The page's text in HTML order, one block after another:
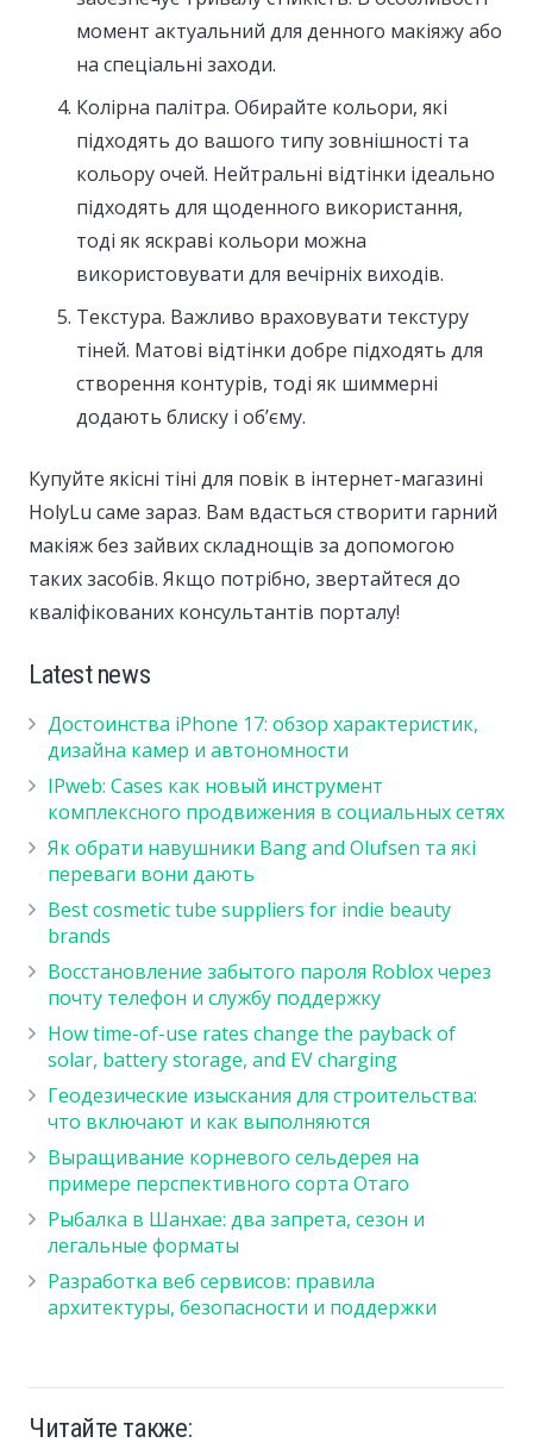
момент актуальний для денного макіяжу або
на спеціальні заходи.
Колірна палітра. Обирайте кольори, які
підходять до вашого типу зовнішності та
кольору очей. Нейтральні відтінки ідеально
підходять для щоденного використання,
тоді як яскраві кольори можна
використовувати для вечірніх виходів.
Текстура. Важливо враховувати текстуру
тіней. Матові відтінки добре підходять для
створення контурів, тоді як шиммерні
додають блиску і об’єму.
Купуйте якісні тіні для повік в інтернет-магазині
HolyLu саме зараз. Вам вдасться створити гарний
макіяж без зайвих складнощів за допомогою
таких засобів. Якщо потрібно, звертайтеся до
кваліфікованих консультантів порталу!
Latest news
Достоинства iPhone 17: обзор характеристик,
дизайна камер и автономности
IPweb: Cases как новый инструмент
комплексного продвижения в социальных сетях
Як обрати навушники Bang and Olufsen та які
переваги вони дають
Best cosmetic tube suppliers for indie beauty
brands
Восстановление забытого пароля Roblox через
почту телефон и службу поддержку
How time-of-use rates change the payback of
solar, battery storage, and EV charging
Геодезические изыскания для строительства:
что включают и как выполняются
Выращивание корневого сельдерея на
примере перспективного сорта Отаго
Рыбалка в Шанхае: два запрета, сезон и
легальные форматы
Разработка веб сервисов: правила
архитектуры, безопасности и поддержки
Читайте также: